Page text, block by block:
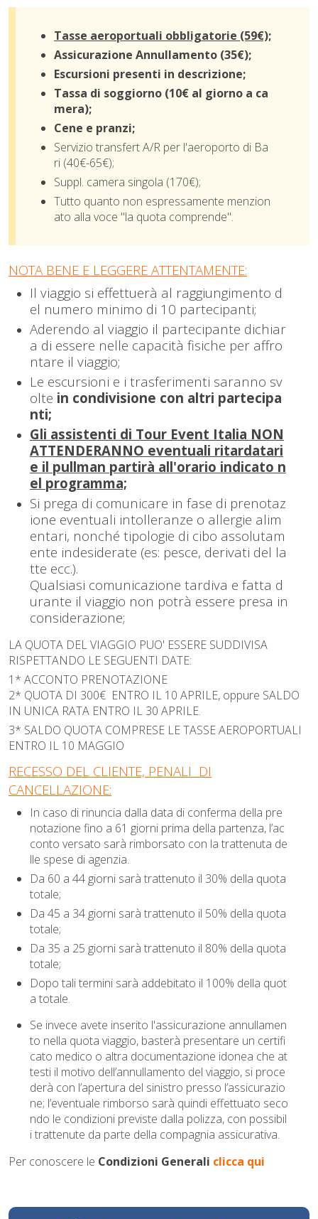
Tasse aeroportuali obbligatorie (59€);
Assicurazione Annullamento (35€);
Escursioni presenti in descrizione;
Tassa di soggiorno (10€ al giorno a ca
mera);
Cene e pranzi;
Servizio transfert A/R per l'aeroporto di Ba
ri (40€-65€);
Suppl. camera singola (170€);
Tutto quanto non espressamente menzion
ato alla voce "la quota comprende".
NOTA BENE E LEGGERE ATTENTAMENTE:
Il viaggio si effettuerà al raggiungimento d
el numero minimo di 10 partecipanti;
Aderendo al viaggio il partecipante dichiar
a di essere nelle capacità fisiche per affro
ntare il viaggio;
Le escursioni e i trasferimenti saranno sv
olte in condivisione con altri partecipa
nti;
Gli assistenti di Tour Event Italia NON
ATTENDERANNO eventuali ritardatari
e il pullman partirà all'orario indicato n
el programma;
Si prega di comunicare in fase di prenotaz
ione eventuali intolleranze o allergie alim
entari, nonché tipologie di cibo assolutam
ente indesiderate (es: pesce, derivati del la
tte ecc.).
Qualsiasi comunicazione tardiva e fatta d
urante il viaggio non potrà essere presa in
considerazione;
LA QUOTA DEL VIAGGIO PUO' ESSERE SUDDIVISA
RISPETTANDO LE SEGUENTI DATE:
1* ACCONTO PRENOTAZIONE
2* QUOTA DI 300€ ENTRO IL 10 APRILE, oppure SALDO
IN UNICA RATA ENTRO IL 30 APRILE.
3* SALDO QUOTA COMPRESE LE TASSE AEROPORTUALI
ENTRO IL 10 MAGGIO
RECESSO DEL CLIENTE, PENALI DI
CANCELLAZIONE:
In caso di rinuncia dalla data di conferma della pre
notazione fino a 61 giorni prima della partenza, l’ac
conto versato sarà rimborsato con la trattenuta de
lle spese di agenzia.
Da 60 a 44 giorni sarà trattenuto il 30% della quota
totale;
Da 45 a 34 giorni sarà trattenuto il 50% della quota
totale;
Da 35 a 25 giorni sarà trattenuto il 80% della quota
totale;
Dopo tali termini sarà addebitato il 100% della quot
a totale.
Se invece avete inserito l'assicurazione annullamen
to nella quota viaggio, basterà presentare un certifi
cato medico o altra documentazione idonea che at
testi il motivo dell’annullamento del viaggio, si proce
derà con l’apertura del sinistro presso l’assicurazio
ne; l’eventuale rimborso sarà quindi effettuato seco
ndo le condizioni previste dalla polizza, con possibil
i trattenute da parte della compagnia assicurativa.
Per conoscere le Condizioni Generali clicca qui